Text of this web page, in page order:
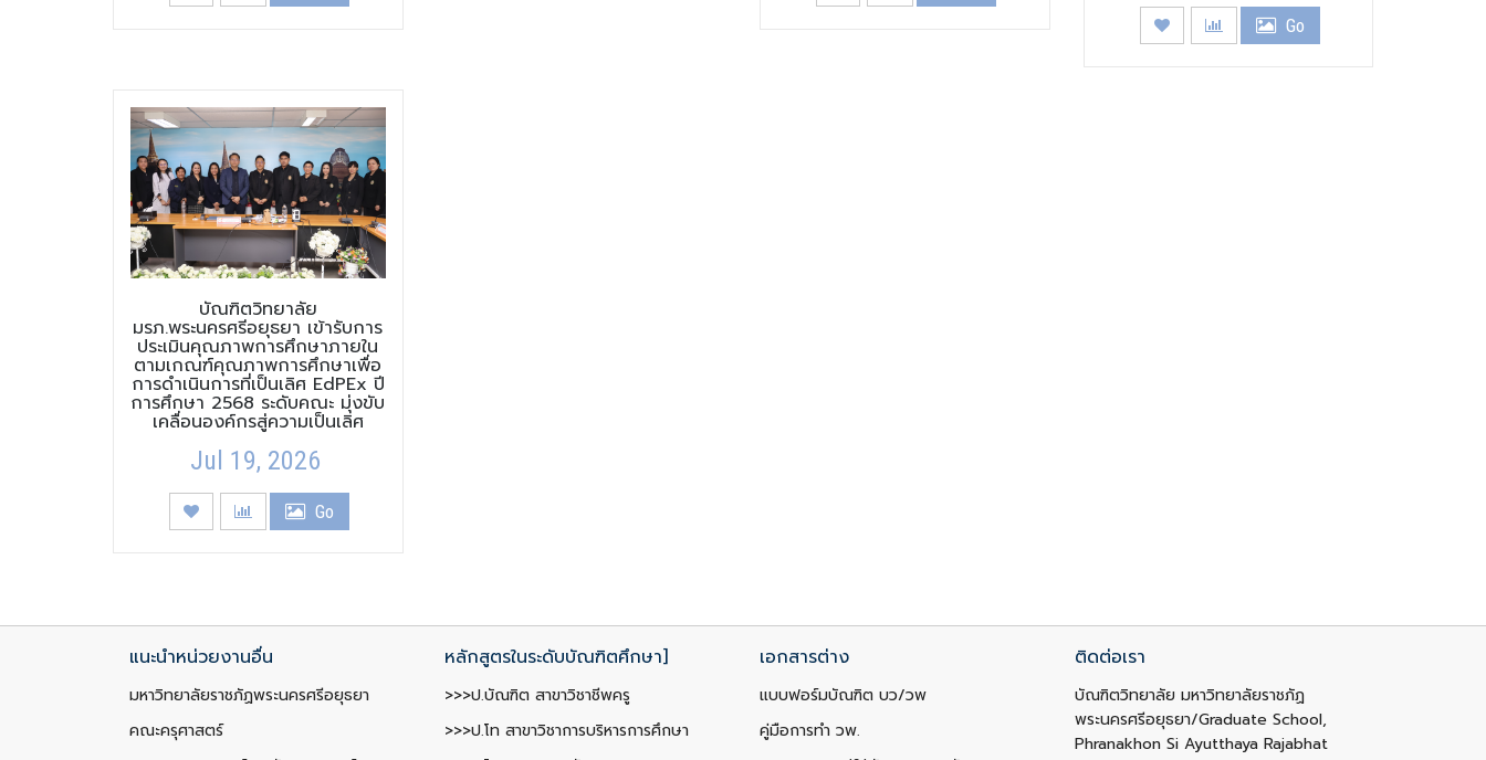
Go
บัณฑิตวิทยาลัย
มรภ.พระนครศรีอยุธยา เข้ารับการ
ประเมินคุณภาพการศึกษาภายใน
ตามเกณฑ์คุณภาพการศึกษาเพื่อ
การดำเนินการที่เป็นเลิศ EdPEx ปี
การศึกษา 2568 ระดับคณะ มุ่งขับ
เคลื่อนองค์กรสู่ความเป็นเลิศ
Jul 19, 2026
Go
แนะนำหน่วยงานอื่น
มหาวิทยาลัยราชภัฏพระนครศรีอยุธยา
คณะครุศาสตร์
หลักสูตรในระดับบัณฑิตศึกษา]
>>>ป.บัณฑิต สาขาวิชาชีพครู
>>>ป.โท สาขาวิชาการบริหารการศึกษา
เอกสารต่าง
แบบฟอร์มบัณฑิต บว/วพ
คู่มือการทำ วพ.
ติดต่อเรา
บัณฑิตวิทยาลัย มหาวิทยาลัยราชภัฏ
พระนครศรีอยุธยา/Graduate School,
Phranakhon Si Ayutthaya Rajabhat